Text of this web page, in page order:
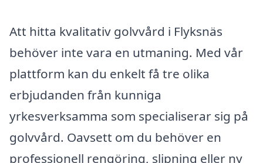
Att hitta kvalitativ golvvård i Flyksnäs
behöver inte vara en utmaning. Med vår
plattform kan du enkelt få tre olika
erbjudanden från kunniga
yrkesverksamma som specialiserar sig på
golvvård. Oavsett om du behöver en
professionell rengöring, slipning eller ny